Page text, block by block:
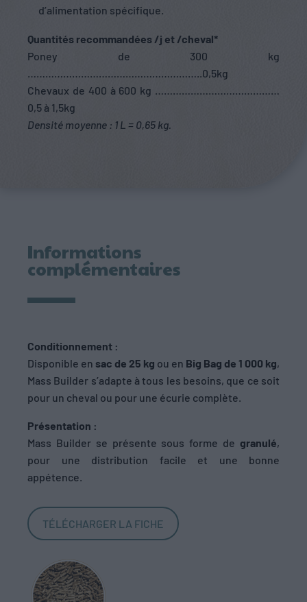
d’alimentation spécifique.
Quantités recommandées /j et /cheval*
Poney de 300 kg
…………………………………………………..0,5kg
Chevaux de 400 à 600 kg ……………………………………
0,5 à 1,5kg
Densité moyenne : 1 L = 0,65 kg.
Informations
complémentaires
Conditionnement :
Disponible en sac de 25 kg ou en Big Bag de 1 000 kg,
Mass Builder s’adapte à tous les besoins, que ce soit
pour un cheval ou pour une écurie complète.
Présentation :
Mass Builder se présente sous forme de granulé,
pour une distribution facile et une bonne
appétence.
TÉLÉCHARGER LA FICHE